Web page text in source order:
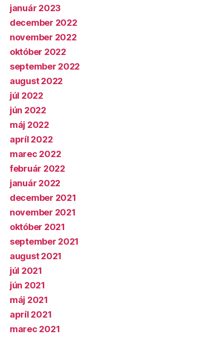
január 2023
december 2022
november 2022
október 2022
september 2022
august 2022
júl 2022
jún 2022
máj 2022
apríl 2022
marec 2022
február 2022
január 2022
december 2021
november 2021
október 2021
september 2021
august 2021
júl 2021
jún 2021
máj 2021
apríl 2021
marec 2021